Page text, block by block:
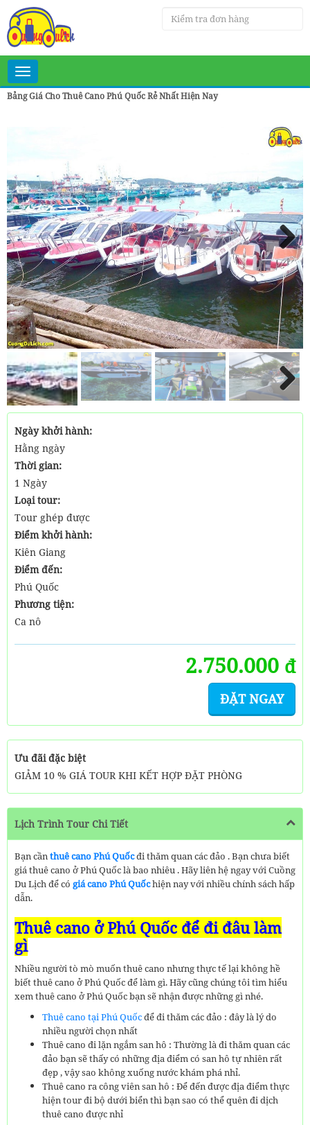
Toggle
navigation
Bảng Giá Cho Thuê Cano Phú Quốc Rẻ Nhất Hiện Nay
Next
Next
Ngày khởi hành:
Hằng ngày
Thời gian:
1 Ngày
Loại tour:
Tour ghép được
Điểm khởi hành:
Kiên Giang
Điểm đến:
Phú Quốc
Phương tiện:
Ca nô
2.750.000 đ
ĐẶT NGAY
Ưu đãi đặc biệt
GIẢM 10 % GIÁ TOUR KHI KẾT HỢP ĐẶT PHÒNG
Lịch Trình Tour Chi Tiết
Bạn cầnthuê cano Phú Quốcđi thăm quan các đảo . Bạn chưa biết
giá thuê cano ở Phú Quốc là bao nhiêu . Hãy liên hệ ngay với Cuồng
Du Lịch để có giá cano Phú Quốchiện nay với nhiều chính sách hấp
dẫn.
Thuê cano ở Phú Quốc để đi đâu làm
gì
Nhiều người tò mò muốn thuê cano nhưng thực tế lại không hề
biết thuê cano ở Phú Quốc để làm gì. Hãy cũng chúng tôi tìm hiểu
xem thuê cano ở Phú Quốc bạn sẽ nhận được những gì nhé.
Thuê cano tại Phú Quốcđể đi thăm các đảo : đây là lý do
nhiều người chọn nhất
Thuê cano đi lặn ngắm san hô : Thường là đi thăm quan các
đảo bạn sẽ thấy có những địa điểm có san hô tự nhiên rất
đẹp , vậy sao không xuống nước khám phá nhỉ.
Thuê cano ra công viên san hô : Để đến được địa điểm thực
hiện tour đi bộ dưới biển thì bạn sao có thể quên đi dịch
thuê cano được nhỉ